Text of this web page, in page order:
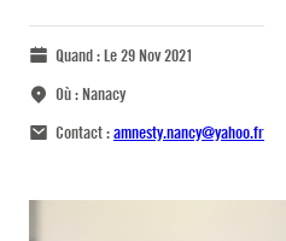
Quand :Le 29 Nov 2021
Où :Nanacy
Contact :amnesty.nancy@yahoo.fr